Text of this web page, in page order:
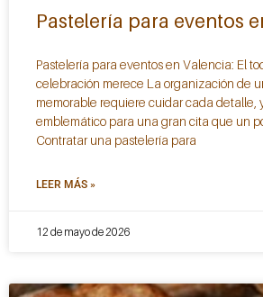
Pastelería para eventos
Pastelería para eventos en Valencia: El
celebración merece La organización de
memorable requiere cuidar cada detalle,
emblemático para una gran cita que un
Contratar una pastelería para
LEER MÁS »
12 de mayo de 2026